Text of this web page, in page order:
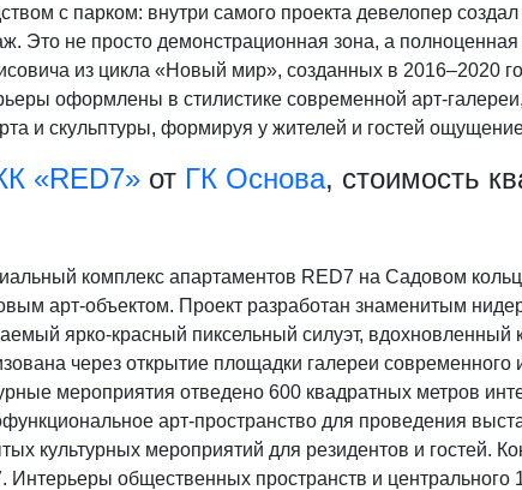
с парком: внутри самого проекта девелопер
Это не просто демонстрационная зона, а
из цикла «Новый мир», созданных в 2016–2020
оформлены в стилистике современной арт-
и скульптуры, формируя у жителей и гостей
«RED7» от ГК Основа, стоимость
комплекс апартаментов RED7 на Садовом
арт-объектом. Проект разработан знаменитым
ярко-красный пиксельный силуэт, вдохновленный
через открытие площадки галереи
мероприятия отведено 600 квадратных метров
арт-пространство для проведения
культурных мероприятий для резидентов и гостей.
Интерьеры общественных пространств и